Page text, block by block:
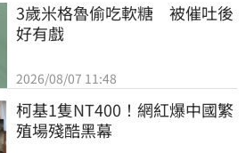
3歲米格魯偷吃軟糖　被催吐後
好有戲
2026/08/07 11:48
柯基1隻NT400！網紅爆中國繁
殖場殘酷黑幕